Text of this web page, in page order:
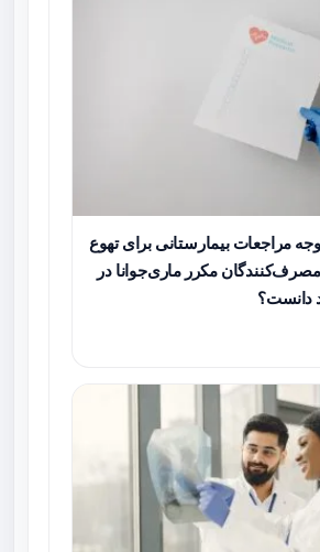
مراجعات بیمارستانی برای تهوع
مکرر ماری‌جوانا در
دانست؟